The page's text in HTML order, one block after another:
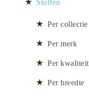
Stoffen
Per collectie
Per merk
Per kwaliteit
Per breedte